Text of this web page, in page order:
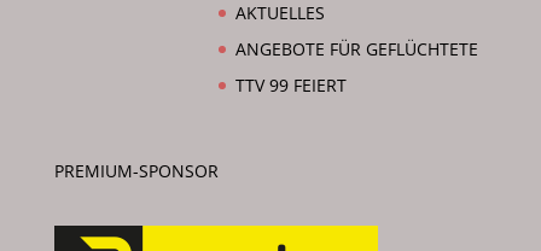
AKTUELLES
ANGEBOTE FÜR GEFLÜCHTETE
TTV 99 FEIERT
PREMIUM-SPONSOR